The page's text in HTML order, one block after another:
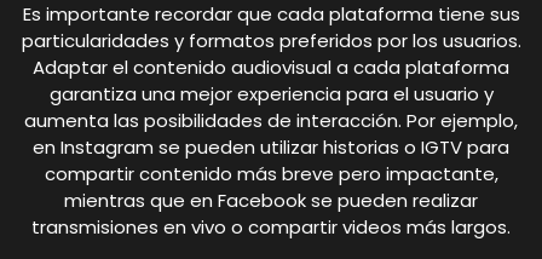
Es importante recordar que cada plataforma tiene sus
particularidades y formatos preferidos por los usuarios.
Adaptar el contenido audiovisual a cada plataforma
garantiza una mejor experiencia para el usuario y
aumenta las posibilidades de interacción. Por ejemplo,
en Instagram se pueden utilizar historias o IGTV para
compartir contenido más breve pero impactante,
mientras que en Facebook se pueden realizar
transmisiones en vivo o compartir videos más largos.